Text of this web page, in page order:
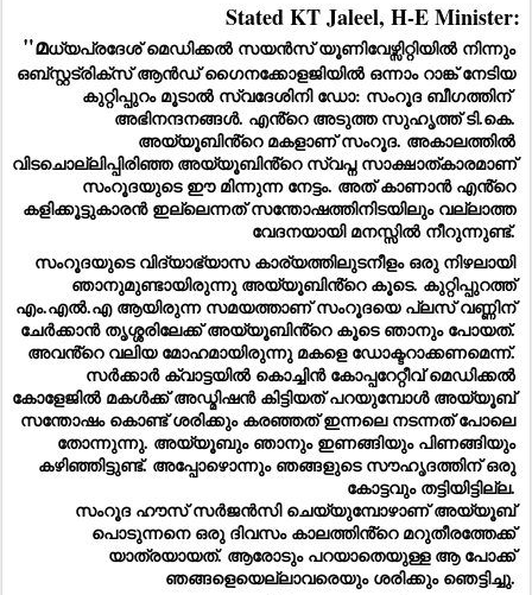
Stated KT Jaleel, H-E Minister:
"മധ്യപ്രദേശ് മെഡിക്കൽ സയൻസ് യൂണിവേഴ്സിറ്റിയിൽ നിന്നും
ഒബ്സ്റ്റട്രിക്സ് ആൻഡ് ഗൈനക്കോളജിയിൽ ഒന്നാം റാങ്ക് നേടിയ
കുറ്റിപ്പുറം മൂടാൽ സ്വദേശിനി ഡോ: സംറൂദ ബീഗത്തിന്
അഭിനന്ദനങ്ങൾ. എൻ്റെ അടുത്ത സുഹൃത്ത് ടി.കെ.
അയ്യൂബിൻ്റെ മകളാണ് സംറൂദ. അകാലത്തിൽ
വിടചൊല്ലിപ്പിരിഞ്ഞ അയ്യൂബിൻ്റെ സ്വപ്ന സാക്ഷാത്കാരമാണ്
സംറൂദയുടെ ഈ മിന്നുന്ന നേട്ടം. അത് കാണാൻ എൻ്റെ
കളിക്കൂട്ടുകാരൻ ഇല്ലെന്നത് സന്തോഷത്തിനിടയിലും വല്ലാത്ത
വേദനയായി മനസ്സിൽ നീറുന്നുണ്ട്.
സംറൂദയുടെ വിദ്യാഭ്യാസ കാര്യത്തിലുടനീളം ഒരു നിഴലായി
ഞാനുമുണ്ടായിരുന്നു അയ്യൂബിൻ്റെ കൂടെ. കുറ്റിപ്പുറത്ത്
എം.എൽ.എ ആയിരുന്ന സമയത്താണ് സംറൂദയെ പ്ലസ് വണ്ണിന്
ചേർക്കാൻ തൃശ്ശരിലേക്ക് അയ്യൂബിൻ്റെ കൂടെ ഞാനും പോയത്.
അവൻ്റെ വലിയ മോഹമായിരുന്നു മകളെ ഡോക്ടറാക്കണമെന്ന്.
സർക്കാർ ക്വാട്ടയിൽ കൊച്ചിൻ കോപ്പറേറ്റീവ് മെഡിക്കൽ
കോളേജിൽ മകൾക്ക് അഡ്മിഷൻ കിട്ടിയത് പറയുമ്പോൾ അയ്യൂബ്
സന്തോഷം കൊണ്ട് ശരിക്കും കരഞ്ഞത് ഇന്നലെ നടന്നത് പോലെ
തോന്നുന്നു. അയ്യൂബും ഞാനും ഇണങ്ങിയും പിണങ്ങിയും
കഴിഞ്ഞിട്ടുണ്ട്. അപ്പോഴൊന്നും ഞങ്ങളുടെ സൗഹൃദത്തിന് ഒരു
കോട്ടവും തട്ടിയിട്ടില്ല.
സംറൂദ ഹൗസ് സർജൻസി ചെയ്യുമ്പോഴാണ് അയ്യൂബ്
പൊടുന്നനെ ഒരു ദിവസം കാലത്തിൻ്റെ മറുതീരത്തേക്ക്
യാത്രയായത്. ആരോടും പറയാതെയുള്ള ആ പോക്ക്
ഞങ്ങളെയെല്ലാവരെയും ശരിക്കും ഞെട്ടിച്ചു.